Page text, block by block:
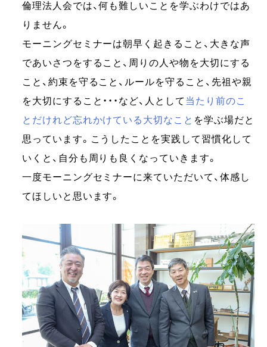
倫理法人会では、何も難しいことを学ぶわけではあ
りません。
モーニングセミナーは朝早く起きること、大きな声
であいさつをすること、周りの人や物を大切にする
こと、約束を守ること、ルールを守ること、先祖や親
を大切にすること・・・など、人として 当たり前のこ
とだけれど忘れかけている大切なこと を学ぶ場だと
思っています。こうしたことを実践して習慣化して
いくと、自分も周りも良くなっていきます。
一度モーニングセミナーに来ていただいて、体感し
てほしいと思います。